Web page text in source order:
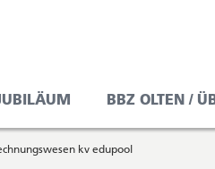
BBZ OLTEN /
kv edupool